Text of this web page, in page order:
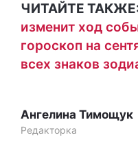
ЧИТАЙТЕ
изменит ход
гороскоп на
всех знаков
Ангелина Тимощук
Редакторка